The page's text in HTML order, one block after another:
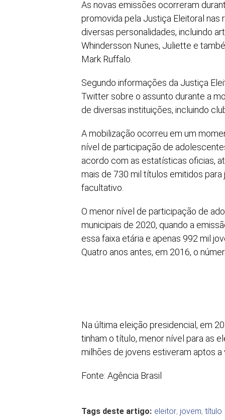
As novas emissões ocorreram
promovida pela Justiça Eleitoral nas
diversas personalidades, incluindo
Whindersson Nunes, Juliette e
Mark Ruffalo.
Segundo informações da Justiça
Twitter sobre o assunto durante a
de diversas instituições, incluindo
A mobilização ocorreu em um
nível de participação de
acordo com as estatísticas oficias,
mais de 730 mil títulos emitidos
facultativo.
O menor nível de participação de
municipais de 2020, quando a
essa faixa etária e apenas 992 mil
Quatro anos antes, em 2016, o
Na última eleição presidencial, em
tinham o título, menor nível para as
milhões de jovens estiveram aptos a
Fonte: Agência Brasil
Tags deste artigo: eleitor, jovem, título